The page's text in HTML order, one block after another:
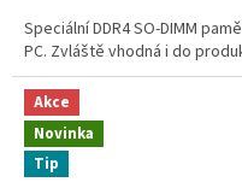
Speciální DDR4 SO-DIMM
PC. Zvláště vhodná i do
Akce
Novinka
Tip